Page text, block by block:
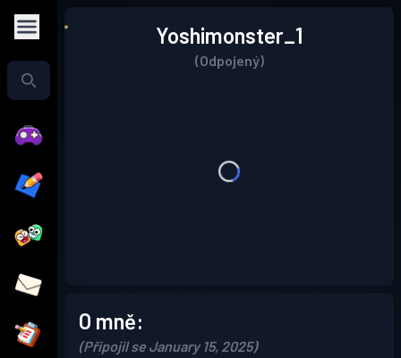
Yoshimonster_1
(Odpojený)
O mně:
(Připojil se January 15, 2025)